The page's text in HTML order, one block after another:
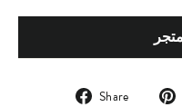
Share
Share